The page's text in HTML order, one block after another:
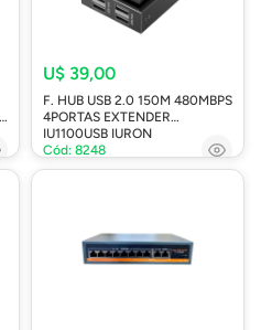
U$ 39,00
F. HUB USB 2.0 150M 480MBPS
4PORTAS EXTENDER
IU1100USB IURON
Cód: 8248